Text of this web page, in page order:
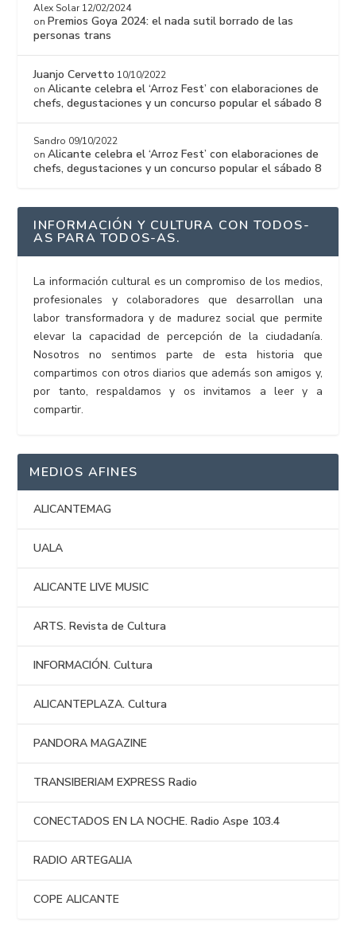
Alex Solar 12/02/2024
on Premios Goya 2024: el nada sutil borrado de las
personas trans
Juanjo Cervetto 10/10/2022
onAlicante celebra el ‘Arroz Fest’ con elaboraciones de
chefs, degustaciones y un concurso popular el sábado 8
Sandro 09/10/2022
onAlicante celebra el ‘Arroz Fest’ con elaboraciones de
chefs, degustaciones y un concurso popular el sábado 8
INFORMACIÓN Y CULTURA CON TODOS-
AS PARA TODOS-AS.
La información cultural es un compromiso de los medios,
profesionales y colaboradores que desarrollan una
labor transformadora y de madurez social que permite
elevar la capacidad de percepción de la ciudadanía.
Nosotros no sentimos parte de esta historia que
compartimos con otros diarios que además son amigos y,
por tanto, respaldamos y os invitamos a leer y a
compartir.
MEDIOS AFINES
ALICANTEMAG
UALA
ALICANTE LIVE MUSIC
ARTS. Revista de Cultura
INFORMACIÓN. Cultura
ALICANTEPLAZA. Cultura
PANDORA MAGAZINE
TRANSIBERIAM EXPRESS Radio
CONECTADOS EN LA NOCHE. Radio Aspe 103.4
RADIO ARTEGALIA
COPE ALICANTE